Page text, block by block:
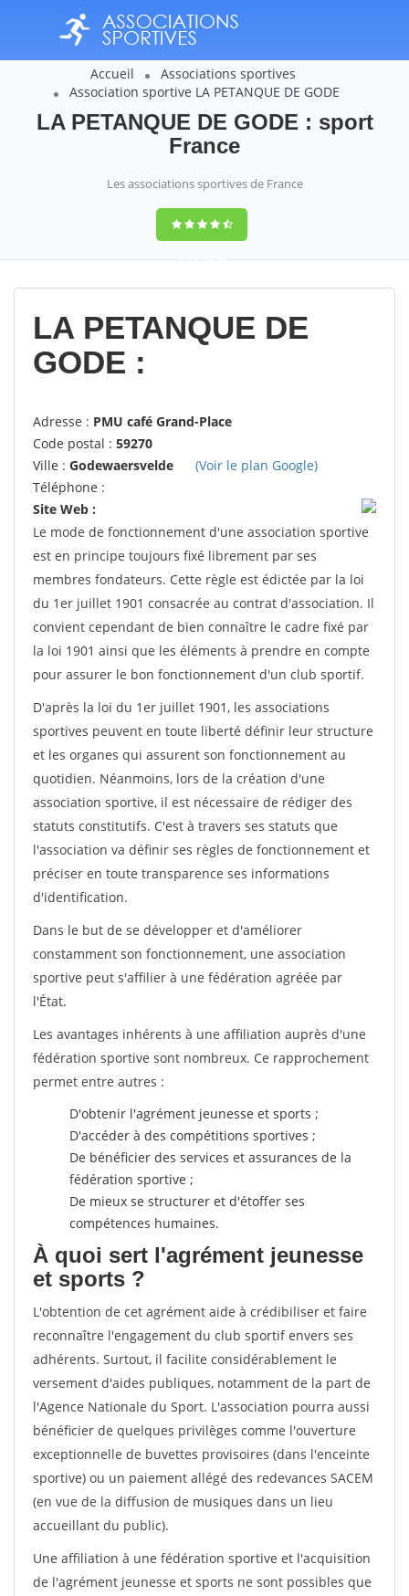
Accueil
Associations sportives
Association sportive LA PETANQUE DE GODE
LA PETANQUE DE GODE : sport
France
Les associations sportives de France
9,4(100%)
14358votes
LA PETANQUE DE
GODE :
Adresse : PMU café Grand-Place
Code postal : 59270
Ville : Godewaersvelde
(Voir le plan Google)
Téléphone :
Site Web :
Le mode de fonctionnement d'une association sportive
est en principe toujours fixé librement par ses
membres fondateurs. Cette règle est édictée par la loi
du 1er juillet 1901 consacrée au contrat d'association. Il
convient cependant de bien connaître le cadre fixé par
la loi 1901 ainsi que les éléments à prendre en compte
pour assurer le bon fonctionnement d'un club sportif.
D'après la loi du 1er juillet 1901, les associations
sportives peuvent en toute liberté définir leur structure
et les organes qui assurent son fonctionnement au
quotidien. Néanmoins, lors de la création d'une
association sportive, il est nécessaire de rédiger des
statuts constitutifs. C'est à travers ses statuts que
l'association va définir ses règles de fonctionnement et
préciser en toute transparence ses informations
d'identification.
Dans le but de se développer et d'améliorer
constamment son fonctionnement, une association
sportive peut s'affilier à une fédération agréée par
l'État.
Les avantages inhérents à une affiliation auprès d'une
fédération sportive sont nombreux. Ce rapprochement
permet entre autres :
D'obtenir l'agrément jeunesse et sports ;
D'accéder à des compétitions sportives ;
De bénéficier des services et assurances de la
fédération sportive ;
De mieux se structurer et d'étoffer ses
compétences humaines.
À quoi sert l'agrément jeunesse
et sports ?
L'obtention de cet agrément aide à crédibiliser et faire
reconnaître l'engagement du club sportif envers ses
adhérents. Surtout, il facilite considérablement le
versement d'aides publiques, notamment de la part de
l'Agence Nationale du Sport. L'association pourra aussi
bénéficier de quelques privilèges comme l'ouverture
exceptionnelle de buvettes provisoires (dans l'enceinte
sportive) ou un paiement allégé des redevances SACEM
(en vue de la diffusion de musiques dans un lieu
accueillant du public).
Une affiliation à une fédération sportive et l'acquisition
de l'agrément jeunesse et sports ne sont possibles que